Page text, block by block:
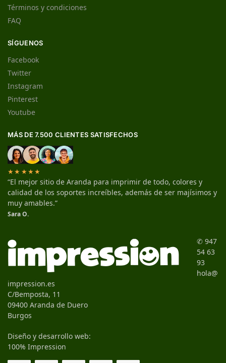
Términos y condiciones
FAQ
SÍGUENOS
Facebook
Twitter
Instagram
Pinterest
Youtube
MÁS DE 7.500 CLIENTES SATISFECHOS
★★★★★
“El mejor sitio de Aranda para imprimir de todo, colores y
calidad de los soportes increíbles, además de ser majísimos y
muy amables.”
Sara O.
✆ 947
54 63
93
hola@
impression.es
C/Bemposta, 11
09400 Aranda de Duero
Burgos
Diseño y desarrollo web:
100% Impression